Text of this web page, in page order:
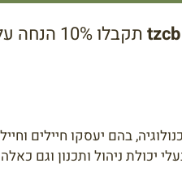
tzcbתקבלו 10% הנחה על הקורס!
בהם יעסקו חיילים
יכולת ניהול ותכנון וגם